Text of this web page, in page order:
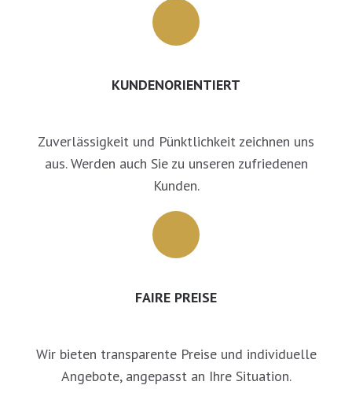
KUNDENORIENTIERT
Zuverlässigkeit und Pünktlichkeit zeichnen uns
aus. Werden auch Sie zu unseren zufriedenen
Kunden.
FAIRE PREISE
Wir bieten transparente Preise und individuelle
Angebote, angepasst an Ihre Situation.